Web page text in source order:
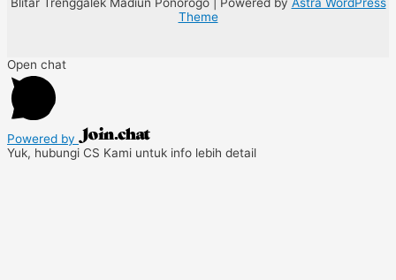
Theme
Open chat
Powered by
Yuk, hubungi CS Kami untuk info lebih detail